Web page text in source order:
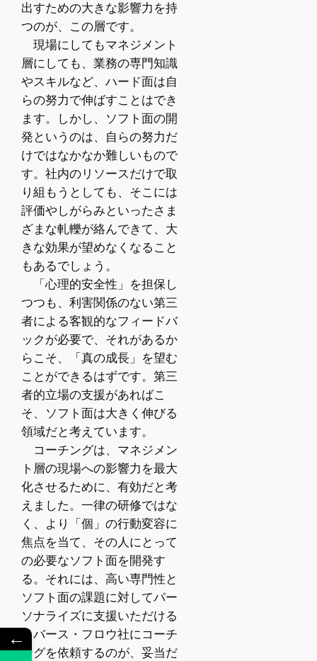
出すための大きな影響力を持
つのが、この層です。
現場にしてもマネジメント
層にしても、業務の専門知識
やスキルなど、ハード面は自
らの努力で伸ばすことはでき
ます。しかし、ソフト面の開
発というのは、自らの努力だ
けではなかなか難しいもので
す。社内のリソースだけで取
り組もうとしても、そこには
評価やしがらみといったさま
ざまな軋轢が絡んできて、大
きな効果が望めなくなること
もあるでしょう。
「心理的安全性」を担保し
つつも、利害関係のない第三
者による客観的なフィードバ
ックが必要で、それがあるか
らこそ、「真の成長」を望む
ことができるはずです。第三
者的立場の支援があればこ
そ、ソフト面は大きく伸びる
領域だと考えています。
コーチングは、マネジメン
ト層の現場への影響力を最大
化させるために、有効だと考
えました。一律の研修ではな
く、より「個」の行動変容に
焦点を当て、その人にとって
の必要なソフト面を開発す
る。それには、高い専門性と
ソフト面の課題に対してパー
ソナライズに支援いただける
リバース・フロウ社にコーチ
ングを依頼するのが、妥当だ
←